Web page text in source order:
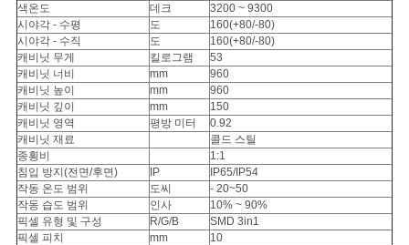
색온도
데크
3200 ~ 9300
시야각 - 수평
도
160(+80/-80)
시야각 - 수직
도
160(+80/-80)
캐비닛 무게
킬로그램
53
캐비닛 너비
mm
960
캐비닛 높이
mm
960
캐비닛 깊이
mm
150
캐비닛 영역
평방 미터
0.92
캐비닛 재료
콜드 스틸
종횡비
1:1
침입 방지(전면/후면)
IP
IP65/IP54
작동 온도 범위
도씨
- 20~50
작동 습도 범위
인사
10% ~ 90%
픽셀 유형 및 구성
R/G/B
SMD 3in1
픽셀 피치
mm
10